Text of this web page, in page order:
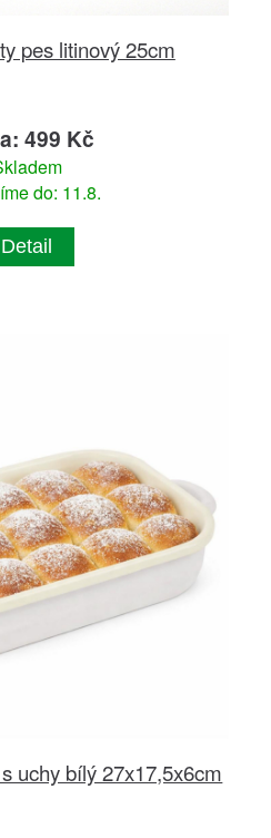
pes litinový 25cm
499 Kč
do: 11.8.
Detail
uchy bílý 27x17,5x6cm